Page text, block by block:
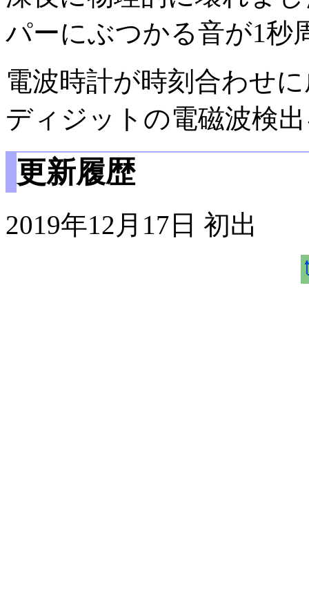
パーにぶつかる音が1秒
電波時計が時刻合わせ
ディジットの電磁波検
更新履歴
2019年12月17日 初出